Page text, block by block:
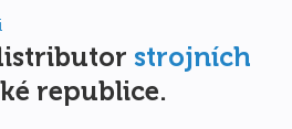
strojních
republice.